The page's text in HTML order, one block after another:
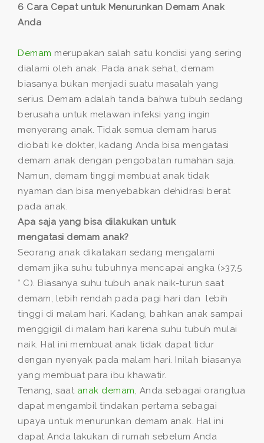
6 Cara Cepat untuk Menurunkan Demam Anak
Anda
Demam merupakan salah satu kondisi yang sering
dialami oleh anak. Pada anak sehat, demam
biasanya bukan menjadi suatu masalah yang
serius. Demam adalah tanda bahwa tubuh sedang
berusaha untuk melawan infeksi yang ingin
menyerang anak. Tidak semua demam harus
diobati ke dokter, kadang Anda bisa mengatasi
demam anak dengan pengobatan rumahan saja.
Namun, demam tinggi membuat anak tidak
nyaman dan bisa menyebabkan dehidrasi berat
pada anak.
Apa saja yang bisa dilakukan untuk
mengatasi demam anak?
Seorang anak dikatakan sedang mengalami
demam jika suhu tubuhnya mencapai angka (>37,5
° C). Biasanya suhu tubuh anak naik-turun saat
demam, lebih rendah pada pagi hari dan lebih
tinggi di malam hari. Kadang, bahkan anak sampai
menggigil di malam hari karena suhu tubuh mulai
naik. Hal ini membuat anak tidak dapat tidur
dengan nyenyak pada malam hari. Inilah biasanya
yang membuat para ibu khawatir.
Tenang, saat anak demam, Anda sebagai orangtua
dapat mengambil tindakan pertama sebagai
upaya untuk menurunkan demam anak. Hal ini
dapat Anda lakukan di rumah sebelum Anda